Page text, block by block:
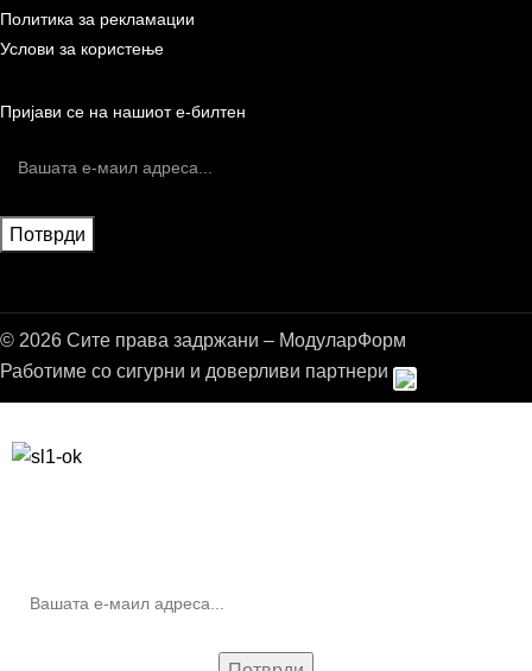
Политика за рекламации
Услови за користење
Пријави се на нашиот е-билтен
© 2026 Сите права задржани – МодуларФорм
Работиме со сигурни и доверливи партнери